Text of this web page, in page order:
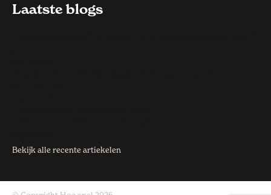
Laatste blogs
Bekijk alle recente artiekelen